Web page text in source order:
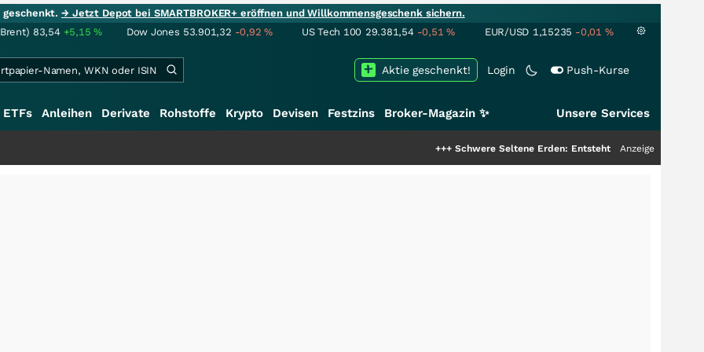
geschenkt.→ Jetzt Depot bei SMARTBROKER+ eröffnen und Willkommensgeschenk sichern.
83,54 +5,15% Dow Jones 53.901,32 -0,92% US Tech 100 29.381,54 -0,51% EUR/USD 1,15235 -0,01 %
Login Push-Kurse
Aktie geschenkt!
ETFs Anleihen Derivate Rohstoffe Krypto Devisen Festzins Broker-Magazin ✨ Unsere Services
Schwere Seltene Erden: Entsteht hier die nächste
Anzeige